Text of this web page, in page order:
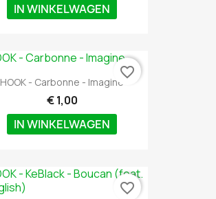
IN WINKELWAGEN
HOOK - Carbonne - Imagine
€ 1,00
IN WINKELWAGEN
favorite_border
favorite_border